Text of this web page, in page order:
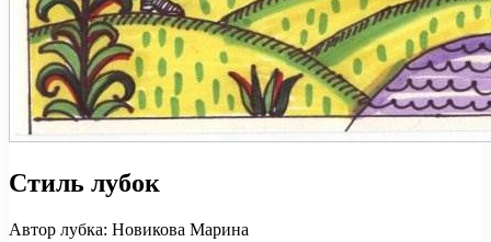
Стиль лубок
Автор лубка: Новикова Марина